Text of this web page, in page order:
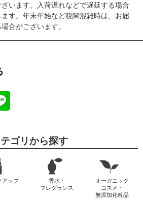
います。入荷遅れなどで遅延する場合
す。年末年始など税関混雑時は、お届
合がございます。
ゴリから探す
アップ
香水・
フレグランス
オーガニック
コスメ・
無添加化粧品